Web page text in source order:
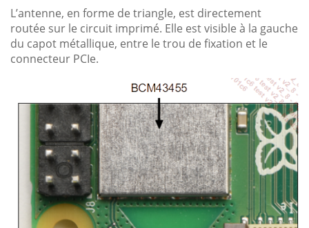
L’antenne, en forme de triangle, est directement
routée sur le circuit imprimé. Elle est visible à la gauche
du capot métallique, entre le trou de fixation et le
connecteur PCIe.